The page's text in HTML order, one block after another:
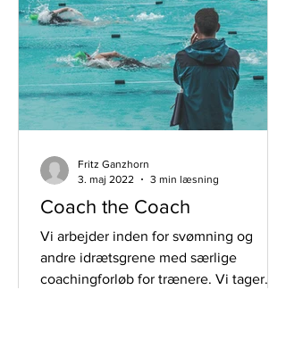
Coach the Coach
Vi arbejder inden for svømning og
andre idrætsgrene med særlige
coachingforløb for trænere. Vi tager
Fritz Ganzhorn
3. maj 2022
3 min læsning